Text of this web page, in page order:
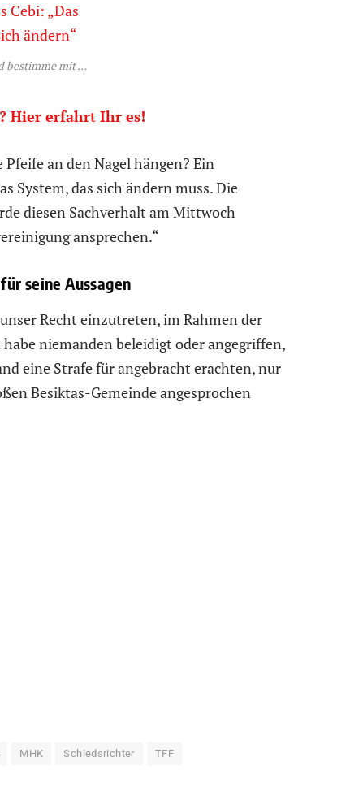
bestimme mit …
Hier erfahrt Ihr es!
an den Nagel hängen? Ein
System, das sich ändern muss. Die
diesen Sachverhalt am Mittwoch
ansprechen.“
seine Aussagen
Recht einzutreten, im Rahmen der
niemanden beleidigt oder angegriffen,
eine Strafe für angebracht erachten, nur
Besiktas-Gemeinde angesprochen
MHK Schiedsrichter TFF